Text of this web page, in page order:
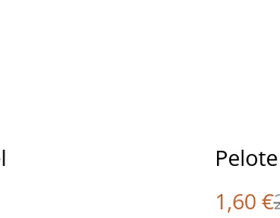
%
1,60 €